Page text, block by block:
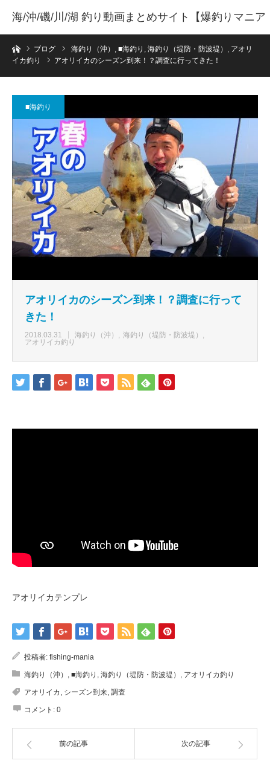
海/沖/磯/川/湖 釣り動画まとめサイト【爆釣りマニア
】ホームブログ 海釣り（沖） , ■海釣り , 海釣り（堤防・防波堤） , アオリ
イカ釣り
アオリイカのシーズン到来！？調査に行ってきた！
■海釣り
アオリイカのシーズン到来！？調査に行って
きた！
2018.03.31 海釣り（沖）
海釣り（堤防・防波堤）
アオリイカ釣り
アオリイカテンプレ
投稿者: fishing-mania
海釣り（沖） , ■海釣り , 海釣り（堤防・防波堤） , アオリイカ釣り
アオリイカ , シーズン到来, 調査
コメント: 0
前の記事 次の記事